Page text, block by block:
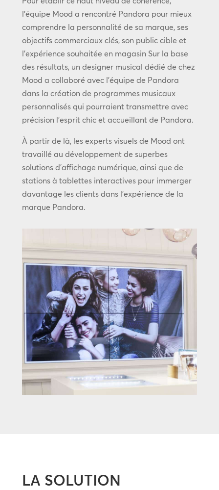
l’équipe Mood a rencontré Pandora pour mieux
comprendre la personnalité de sa marque, ses
objectifs commerciaux clés, son public cible et
l’expérience souhaitée en magasin Sur la base
des résultats, un designer musical dédié de chez
Mood a collaboré avec l’équipe de Pandora
dans la création de programmes musicaux
personnalisés qui pourraient transmettre avec
précision l’esprit chic et accueillant de Pandora.
À partir de là, les experts visuels de Mood ont
travaillé au développement de superbes
solutions d’affichage numérique, ainsi que de
stations à tablettes interactives pour immerger
davantage les clients dans l’expérience de la
marque Pandora.
LA SOLUTION